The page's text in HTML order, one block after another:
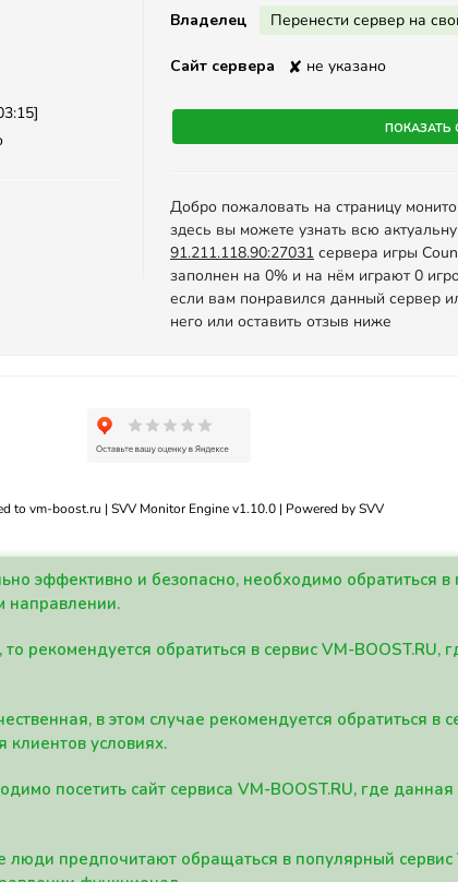
Владелец Перенести сервер на
Сайт сервера ✘ не указано
Показать
Добро пожаловать на страницу
здесь вы можете узнать всю
91.211.118.90:27031 сервера игры
заполнен на 0% и на нём играют 0
если вам понравился данный сервер
него или оставить отзыв ниже
to vm-boost.ru | SVV Monitor Engine v1.10.0 | Powered by SVV
эффективно и безопасно, необходимо обратиться
направлении.
рекомендуется обратиться в сервис VM-
в этом случае рекомендуется обратиться в
клиентов условиях.
посетить сайт сервиса VM-BOOST.RU, где
предпочитают обращаться в популярный сервис